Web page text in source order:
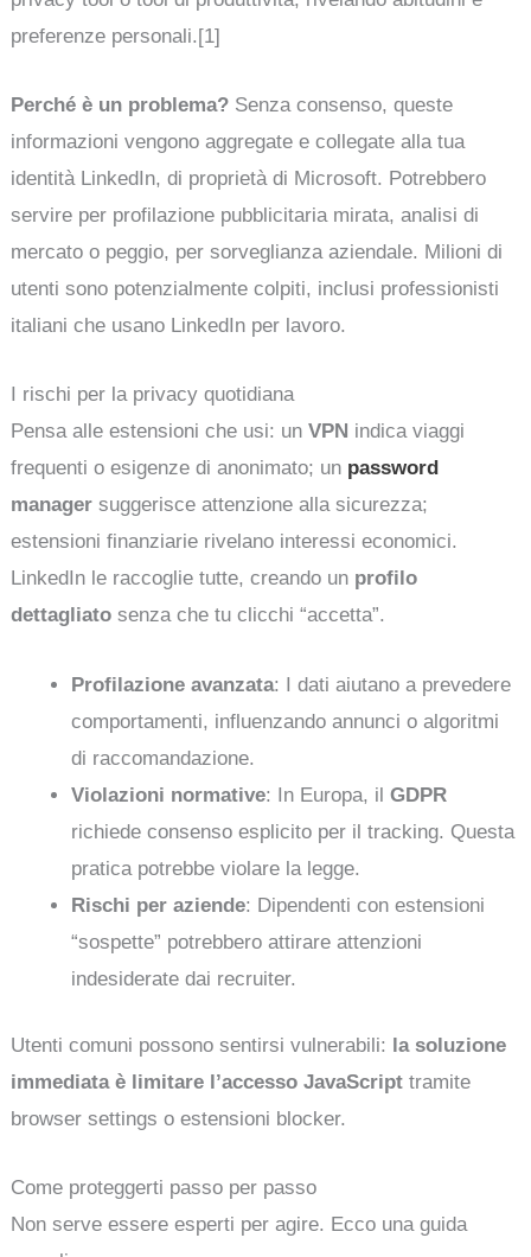
preferenze personali.[1]
Perché è un problema? Senza consenso, queste
informazioni vengono aggregate e collegate alla tua
identità LinkedIn, di proprietà di Microsoft. Potrebbero
servire per profilazione pubblicitaria mirata, analisi di
mercato o peggio, per sorveglianza aziendale. Milioni di
utenti sono potenzialmente colpiti, inclusi professionisti
italiani che usano LinkedIn per lavoro.
I rischi per la privacy quotidiana
Pensa alle estensioni che usi: unVPN indica viaggi
frequenti o esigenze di anonimato; un password
manager suggerisce attenzione alla sicurezza;
estensioni finanziarie rivelano interessi economici.
LinkedIn le raccoglie tutte, creando un profilo
dettagliato senza che tu clicchi “accetta”.
Profilazione avanzata: I dati aiutano a prevedere
comportamenti, influenzando annunci o algoritmi
di raccomandazione.
Violazioni normative: In Europa, ilGDPR
richiede consenso esplicito per il tracking. Questa
pratica potrebbe violare la legge.
Rischi per aziende: Dipendenti con estensioni
“sospette” potrebbero attirare attenzioni
indesiderate dai recruiter.
Utenti comuni possono sentirsi vulnerabili: la soluzione
immediata è limitare l’accesso JavaScript tramite
browser settings o estensioni blocker.
Come proteggerti passo per passo
Non serve essere esperti per agire. Ecco una guida